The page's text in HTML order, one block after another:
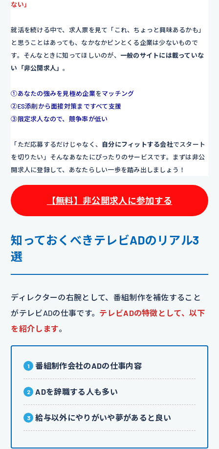
ない」
就活を続ける中で、求人票を見て「これ、ちょっと興味あるかも」
と思うことはあっても、なかなかピンとくる企業は少ないもので
す。そんなときに知ってほしいのが、 一般のサイトには載っていな
い「非公開求人」。
①あなたの強みを見極め企業をマッチング
②ES添削から面接対策まですべて支援
③限定求人なので、競争率が低い
「ただ応募するだけじゃなく、 自分にフィットする会社でスタート
を切りたい」そんなあなたにぴったりのサービスです。まずは非公
開求人に登録して、あなたらしい一歩を踏み出しましょう！
【無料】非公開求人に参加する
知っておくべきテレビADのリアル3
選
​​ディレクターの右腕として、番組制作を補佐すること
がテレビADの仕事です。 テレビADの特徴として、以下
を紹介します。
番組制作会社のADの仕事内容
ADを辞職する人も多い
給与以外にやりがいや夢があると良い